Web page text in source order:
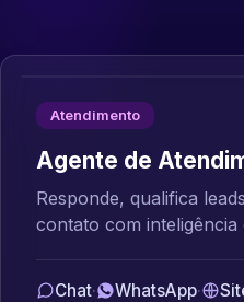
Atendimento
Agente de
Responde, qualifica
contato com inteligência
Chat· WhatsApp·